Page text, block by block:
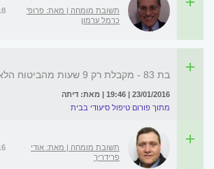
תשובת מומחה | מאת: פרופ'
כרמל ערמון
בת 83 - מקבלת רק 9 שעות מהביטוח הלאומי
23/01/2016 | 19:46 | מאת: דיתה
מתוך פורום טיפול סיעודי בבית
תשובת מומחה | מאת: אודי
פרידריך